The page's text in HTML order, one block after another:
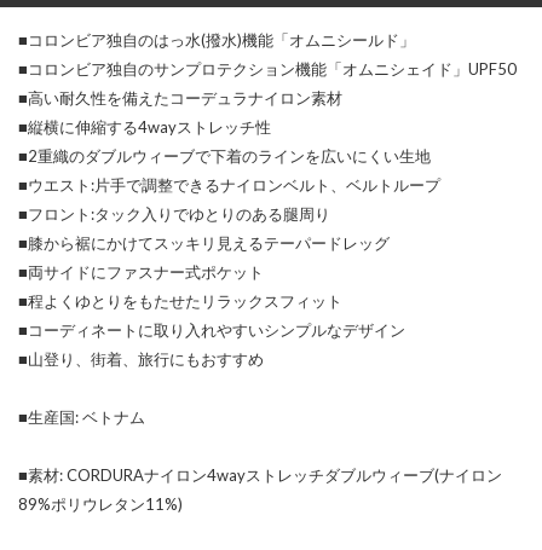
■コロンビア独自のはっ水(撥水)機能「オムニシールド」
■コロンビア独自のサンプロテクション機能「オムニシェイド」UPF50
■高い耐久性を備えたコーデュラナイロン素材
■縦横に伸縮する4wayストレッチ性
■2重織のダブルウィーブで下着のラインを広いにくい生地
■ウエスト:片手で調整できるナイロンベルト、ベルトループ
■フロント:タック入りでゆとりのある腿周り
■膝から裾にかけてスッキリ見えるテーパードレッグ
■両サイドにファスナー式ポケット
■程よくゆとりをもたせたリラックスフィット
■コーディネートに取り入れやすいシンプルなデザイン
■山登り、街着、旅行にもおすすめ
■生産国: ベトナム
■素材: CORDURAナイロン4wayストレッチダブルウィーブ(ナイロン
89%ポリウレタン11%)